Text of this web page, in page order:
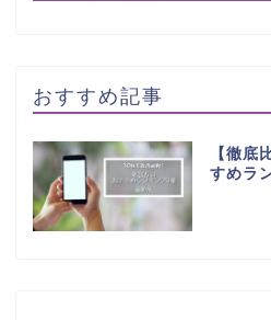
おすすめ記事
【徹底
すめラ